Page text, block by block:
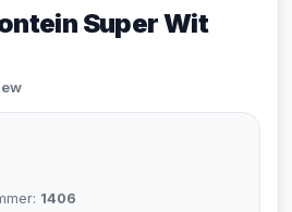
Super Wit
1406